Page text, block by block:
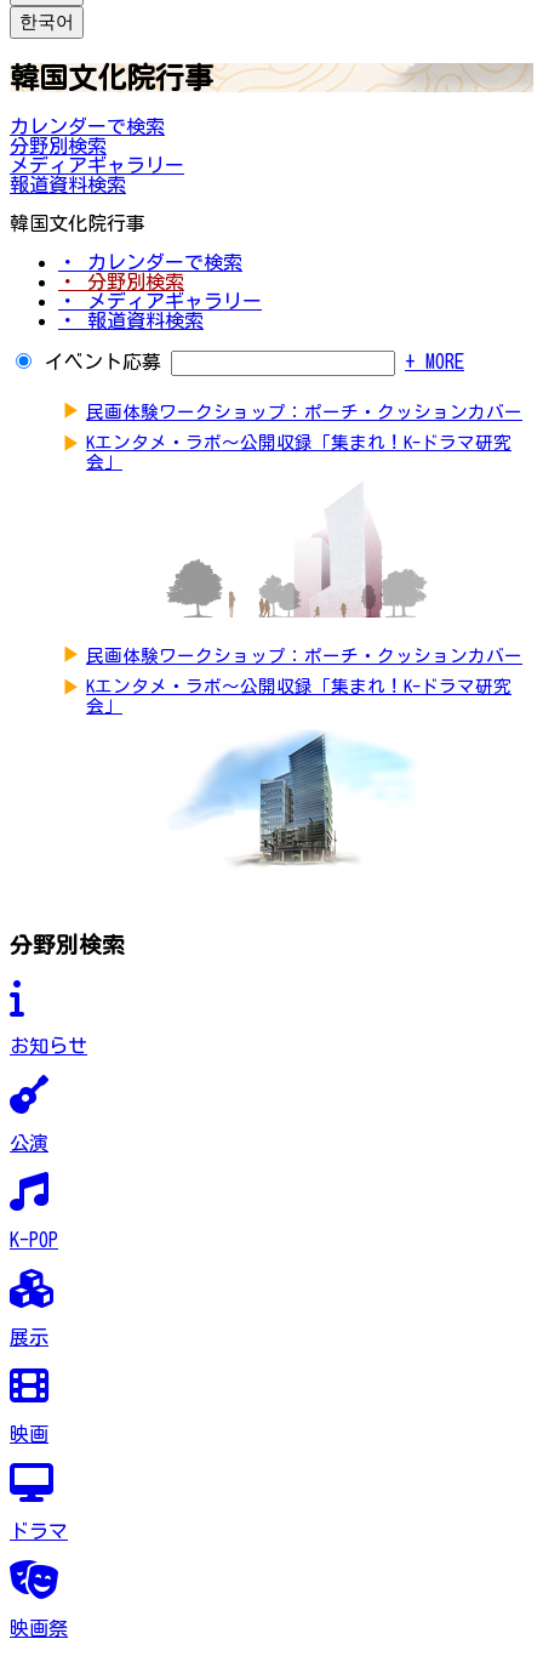
한국어
韓国文化院行事
カレンダーで検索
分野別検索
メディアギャラリー
報道資料検索
韓国文化院行事
・ カレンダーで検索
・ 分野別検索
・ メディアギャラリー
・ 報道資料検索
イベント応募 + MORE
▶ 民画体験ワークショップ：ポーチ・クッションカバー
▶ Kエンタメ・ラボ～公開収録「集まれ！K-ドラマ研究
会」
▶ 民画体験ワークショップ：ポーチ・クッションカバー
▶ Kエンタメ・ラボ～公開収録「集まれ！K-ドラマ研究
会」
分野別検索
お知らせ
公演
K-POP
展示
映画
ドラマ
映画祭